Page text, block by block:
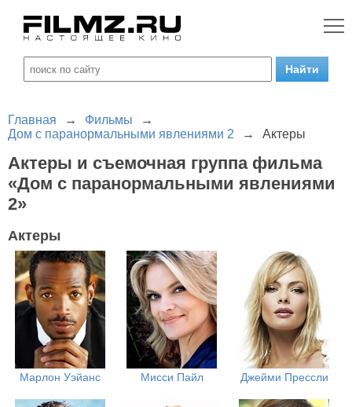
Главная → Фильмы
→
Дом с паранормальными явлениями 2
→ Актеры
Актеры и съемочная группа фильма
«Дом с паранормальными явлениями
2»
Актеры
Марлон Уэйанс Мисси Пайл Джейми Прессли